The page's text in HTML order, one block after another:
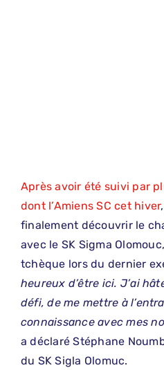
Après avoir été suivi par
dont l’Amiens SC cet hiver
finalement découvrir le
avec le SK Sigma
tchèque lors du dernier
heureux d’être ici. J’ai
défi, de me mettre à
connaissance avec mes
a déclaré Stéphane
du SK Sigla Olomuc.